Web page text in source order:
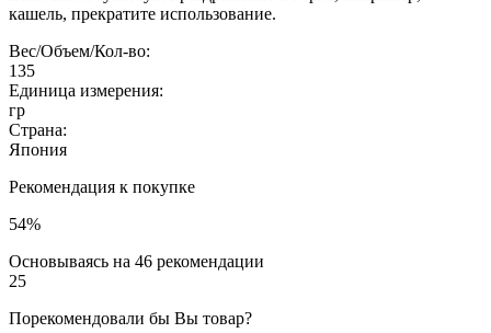
кашель, прекратите использование.
Вес/Объем/Кол-во:
135
Единица измерения:
гр
Страна:
Япония
Рекомендация к покупке
54%
Основываясь на 46 рекомендации
25
Порекомендовали бы Вы товар?